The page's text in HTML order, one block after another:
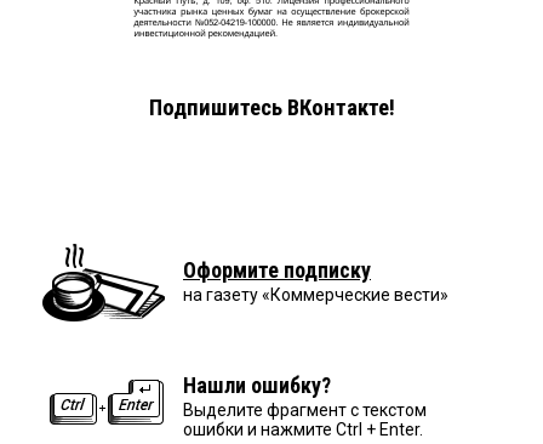
Подпишитесь ВКонтакте!
Оформите подписку
на газету «Коммерческие вести»
Нашли ошибку?
Выделите фрагмент с текстом
ошибки и нажмите Ctrl + Enter.